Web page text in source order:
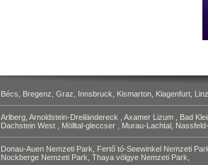
Bécs Bregenz Graz Innsbruck Kismarton Klagenfurt Linz
Arlberg Arnoldstein-Dreiländereck Axamer Lizum
Bad
Dachstein West
Mölltal-gleccser Murau-Lachtal
Donau-Auen Nemzeti Park
Fertő tó-Seewinkel Nemzeti
Nockberge Nemzeti Park Thaya völgye Nemzeti Park